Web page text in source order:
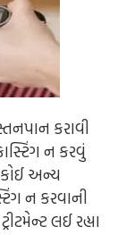
કરાવી
ન કરવું
કોઈ અન્ય
ન કરવાની
લઈ રહ્યા